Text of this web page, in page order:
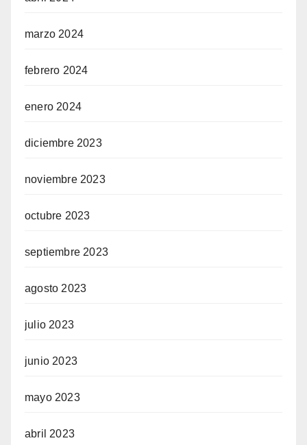
marzo 2024
febrero 2024
enero 2024
diciembre 2023
noviembre 2023
octubre 2023
septiembre 2023
agosto 2023
julio 2023
junio 2023
mayo 2023
abril 2023